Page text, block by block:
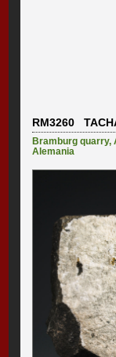
RM3260
Bramburg quarry,
Alemania